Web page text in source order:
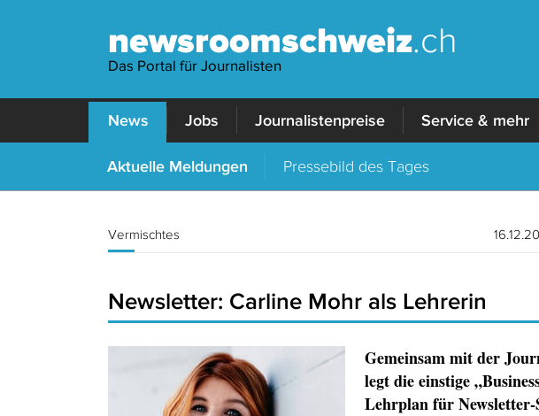
newsroomschweiz.ch
Das Portal für Journalisten
News Jobs Journalistenpreise Service & mehr
Aktuelle Meldungen Pressebild des Tages
Vermischtes
Newsletter: Carline Mohr als Lehrerin
Gemeinsam mit der
legt die einstige
Lehrplan für